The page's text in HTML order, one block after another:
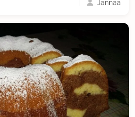
Jannaa